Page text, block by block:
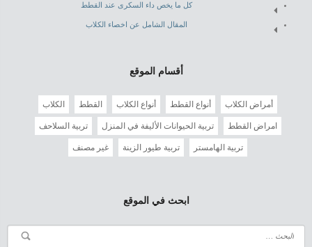
كل ما يخص داء السكرى عند القطط
المقال الشامل عن اخصاء الكلاب
أقسام الموقع
أمراض الكلاب أنواع القطط أنواع الكلاب القطط الكلاب
امراض القطط تربية الحيوانات الأليفة في المنزل تربية السلاحف
تربية الهامستر تربية طيور الزينة غير مصنف
ابحث في الموقع